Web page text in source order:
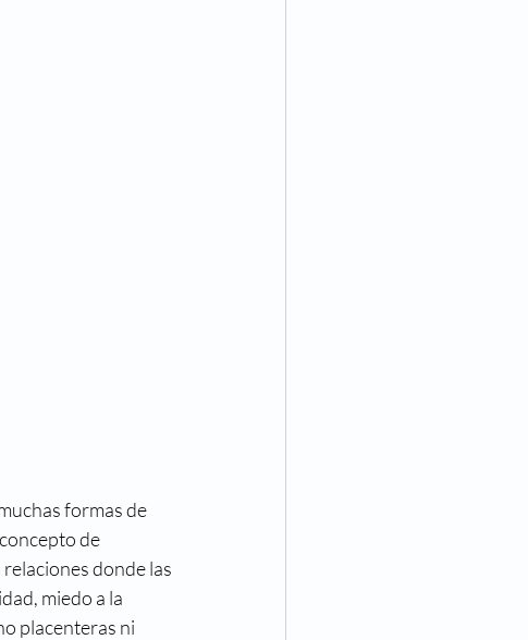
formas de
de
donde las
miedo a la
placenteras ni